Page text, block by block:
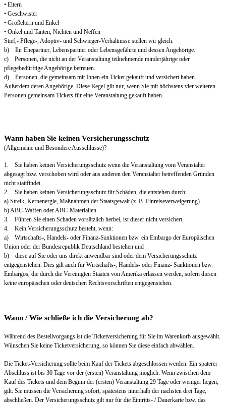
• Eltern
• Geschwister
• Großeltern und Enkel
• Onkel und Tanten, Nichten und Neffen
Stief,- Pflege-, Adoptiv- und Schwieger-Verhältnisse stellen wir gleich.
b) Ihr Ehepartner, Lebenspartner oder Lebensgefährte und dessen Angehörige.
c) Personen, die nicht an der Veranstaltung teilnehmende minderjährige oder
pflegebedürftige Angehörige betreuen.
d) Personen, die gemeinsam mit Ihnen ein Ticket gekauft und versichert haben.
Außerdem deren Angehörige. Diese Regel gilt nur, wenn Sie mit höchstens vier weiteren
Personen gemeinsam Tickets für eine Veranstaltung gekauft haben.
Wann haben Sie keinen Versicherungsschutz
(Allgemeine und Besondere Ausschlüsse)?
1. Sie haben keinen Versicherungsschutz wenn die Veranstaltung vom Veranstalter
abgesagt bzw. verschoben wird oder aus anderen den Veranstalter betreffenden Gründen
nicht stattfindet.
2. Sie haben keinen Versicherungsschutz für Schäden, die entstehen durch:
a) Streik, Kernenergie, Maßnahmen der Staatsgewalt (z. B. Einreiseverweigerung)
b) ABC-Waffen oder ABC-Materialien.
3. Führen Sie einen Schaden vorsätzlich herbei, ist dieser nicht versichert.
4. Kein Versicherungsschutz besteht, wenn:
a) Wirtschafts-, Handels- oder Finanz-Sanktionen bzw. ein Embargo der Europäischen
Union oder der Bundesrepublik Deutschland bestehen und
b) diese auf Sie oder uns direkt anwendbar sind oder dem Versicherungsschutz
entgegenstehen. Dies gilt auch für Wirtschafts-, Handels- oder Finanz- Sanktionen bzw.
Embargos, die durch die Vereinigten Staaten von Amerika erlassen werden, sofern diesen
keine europäischen oder deutschen Rechtsvorschriften entgegenstehen.
Wann / Wie schließe ich die Versicherung ab?
Während des Bestellvorgangs ist die Ticketversicherung für Sie im Warenkorb ausgewählt.
Wünschen Sie keine Ticketversicherung, so können Sie diese einfach abwählen.
Die Ticket-Versicherung sollte beim Kauf der Tickets abgeschlossen werden. Ein späterer
Abschluss ist bis 30 Tage vor der (ersten) Veranstaltung möglich. Wenn zwischen dem
Kauf des Tickets und dem Beginn der (ersten) Veranstaltung 29 Tage oder weniger liegen,
gilt: Sie müssen die Versicherung sofort, spätestens innerhalb der nächsten drei Tage,
abschließen. Der Versicherungsschutz gilt nur für die Eintritts- / Dauerkarte bzw. das